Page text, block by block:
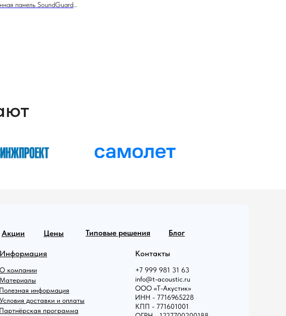
панель SoundGuard
Информация
О компании
Материалы
Полезная информация
Условия доставки и оплаты
Партнёрская программа
Контакты
+7 999 981 31 63
info@t-acoustic.ru
ООО «Т-Акустик»
ИНН - 7716965228
КПП - 771601001
Акции Цены Типовые решения Блог